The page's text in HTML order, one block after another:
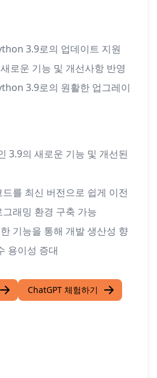
3.9로의 업데이트 지원
로운 기능 및 개선사항 반영
3.9로의 원활한 업그레이
3.9의 새로운 기능 및 개선된
를 최신 버전으로 쉽게 이전
래밍 환경 구축 가능
기능을 통해 개발 생산성 향
용이성 증대
ChatGPT 체험하기